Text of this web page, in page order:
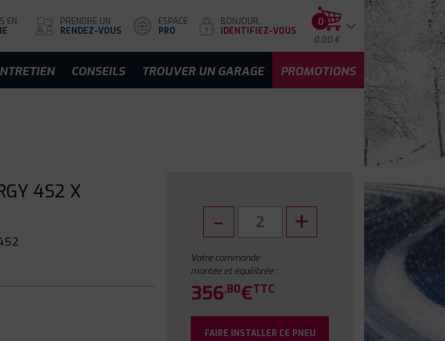
EN
PRENDRE UN
RENDEZ-VOUS
ESPACE
PRO
BONJOUR,
IDENTIFIEZ-VOUS
0
0.00 €
CONSEILS TROUVER UN GARAGE PROMOTIONS
4S2 X
Votre commande
montée et équilibrée :
356.80€TTC
FAIRE INSTALLER CE PNEU